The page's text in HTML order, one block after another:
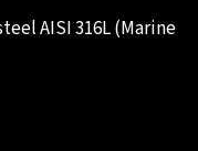
AISI 316L (Marine